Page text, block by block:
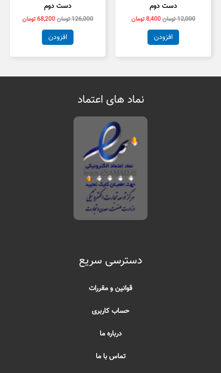
دست دوم
12,000تومان8,400تومان
افزودن
دست دوم
126,000تومان68,200تومان
افزودن
نماد های اعتماد
دسترسی سریع
قوانین و مقررات
حساب کاربری
درباره ما
تماس با ما